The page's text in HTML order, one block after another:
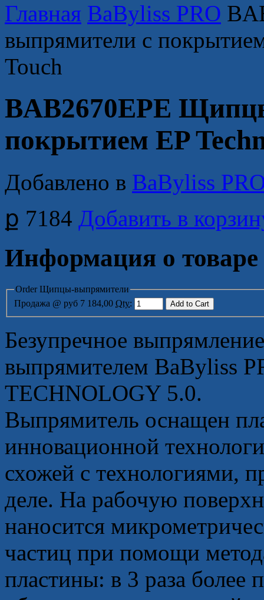
Главная BaByliss PRO
выпрямители с
Touch
BAB2670EPE
покрытием EP
Добавлено в BaByliss
ք 7184 Добавить в
Информация о товаре
Order Щипцы-выпрямители
Продажа
@ руб 7 184,00 Qty:
Безупречное
выпрямителем BaByliss
TECHNOLOGY 5.0.
Выпрямитель оснащен
инновационной
схожей с технологиями,
деле. На рабочую
наносится
частиц при помощи
пластины: в 3 раза более